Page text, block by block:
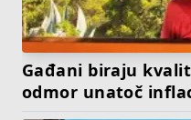
Gađani biraju
odmor unatoč